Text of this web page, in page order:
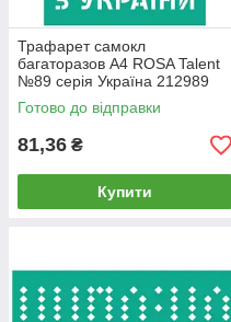
Трафарет самокл
багаторазов А4 ROSA Talent
№89 серія Україна 212989
Готово до відправки
81,36 ₴
Купити